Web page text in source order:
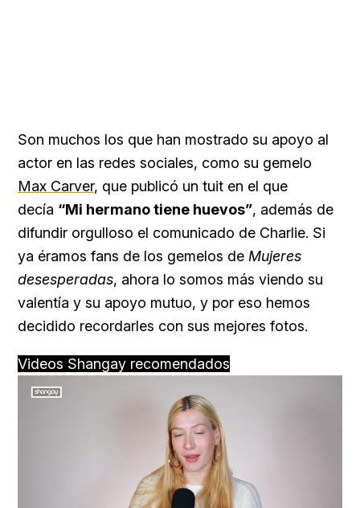
Son muchos los que han mostrado su apoyo al
actor en las redes sociales, como su gemelo
Max Carver, que publicó un tuit en el que
decía “Mi hermano tiene huevos”, además de
difundir orgulloso el comunicado de Charlie. Si
ya éramos fans de los gemelos de Mujeres
desesperadas, ahora lo somos más viendo su
valentía y su apoyo mutuo, y por eso hemos
decidido recordarles con sus mejores fotos.
Videos Shangay recomendados